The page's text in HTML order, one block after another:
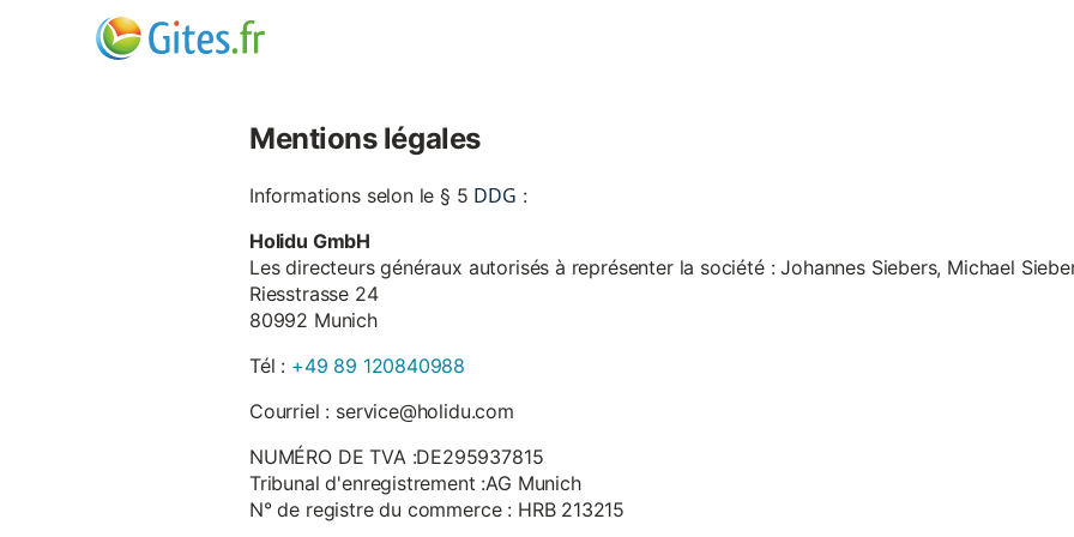
Mentions légales
Informations selon le § 5 DDG :
Holidu GmbH
Les directeurs généraux autorisés à représenter la société : Johannes Siebers, Michael
Riesstrasse 24
80992 Munich
Tél : +49 89 120840988
Courriel : service@holidu.com
NUMÉRO DE TVA :DE295937815
Tribunal d'enregistrement :AG Munich
N° de registre du commerce : HRB 213215